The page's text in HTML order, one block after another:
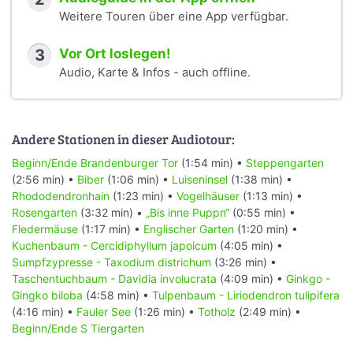
an dieses konstante Nahrungsangebot anpassen. Durch
sichergestellt, dass mehr Samen ausgebildet werden als
die Tiere zu fressen vermögen. Mastjahre stellen jedoch
für die Bäume eine starke Belastung dar, da ein Baum
Umfang Bucheckern ausgebildet, selbst wenn die
klimatischen Voraussetzungen gut sind.
Die Laubblätter sind eiförmig, haben eine kurze Spitze. An
den Enden der sechs bis sieben Seitennerven sitzen kurze
Zähne. Die jungen Laubblätter sind frischgrün, bisweilen
auch blass, und seidig behaart. Im Sommer sind die
Blätter dann oben glänzend dunkelgrün, unten hell. Im
Herbst verfärben sich die Blätter zuerst blassgelb, später
orangerot bis rotbraun.
Vielfach bleiben die vertrockneten Blätter über den Winter
an den Zweigen, weshalb sie in Gärten auch gern als
Weitere Touren über eine App verfügbar.
3 Vor Ort loslegen!
Audio, Karte & Infos - auch offline.
Andere Stationen in dieser Audiotour:
Beginn/Ende Brandenburger Tor (1:54 min) • Steppengarten
(2:56 min) • Biber (1:06 min) • Luiseninsel (1:38 min) •
Rhododendronhain (1:23 min) • Vogelhäuser (1:13 min) •
Rosengarten (3:32 min) • „Bis inne Puppn“ (0:55 min) •
Fledermäuse (1:17 min) • Englischer Garten (1:20 min) •
Kuchenbaum - Cercidiphyllum japoicum (4:05 min) •
Sumpfzypresse - Taxodium districhum (3:26 min) •
Taschentuchbaum - Davidia involucrata (4:09 min) • Ginkgo -
Gingko biloba (4:58 min) • Tulpenbaum - Liriodendron tulipifera
(4:16 min) • Fauler See (1:26 min) • Totholz (2:49 min) •
Beginn/Ende S Tiergarten